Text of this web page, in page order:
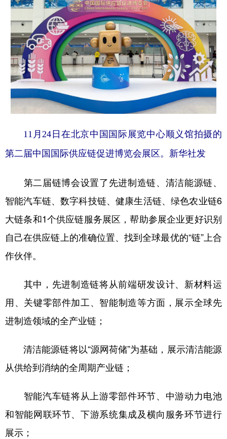
11月24日在北京中国国际展览中心顺义馆拍摄的
第二届中国国际供应链促进博览会展区。新华社发
第二届链博会设置了先进制造链、清洁能源链、
智能汽车链、数字科技链、健康生活链、绿色农业链6
大链条和1个供应链服务展区，帮助参展企业更好识别
自己在供应链上的准确位置、找到全球最优的“链”上合
作伙伴。
其中，先进制造链将从前端研发设计、新材料运
用、关键零部件加工、智能制造等方面，展示全球先
进制造领域的全产业链；
清洁能源链将以“源网荷储”为基础，展示清洁能源
从供给到消纳的全周期产业链；
智能汽车链将从上游零部件环节、中游动力电池
和智能网联环节、下游系统集成及横向服务环节进行
展示；